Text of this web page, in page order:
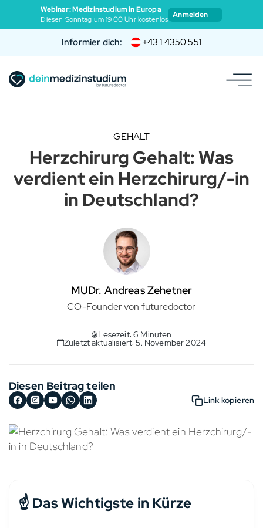
Webinar: Medizinstudium in Europa
Diesen Sonntag um 19:00 Uhr kostenlos Anmelden
Informier dich: +43 1 4350 551
GEHALT
Herzchirurg Gehalt: Was
verdient ein Herzchirurg/-in
in Deutschland?
MUDr. Andreas Zehetner
CO-Founder von futuredoctor
Lesezeit: 6 Minuten
Zuletzt aktualisiert: 5. November 2024
Diesen Beitrag teilen
Link kopieren
☝️ Das Wichtigste in Kürze